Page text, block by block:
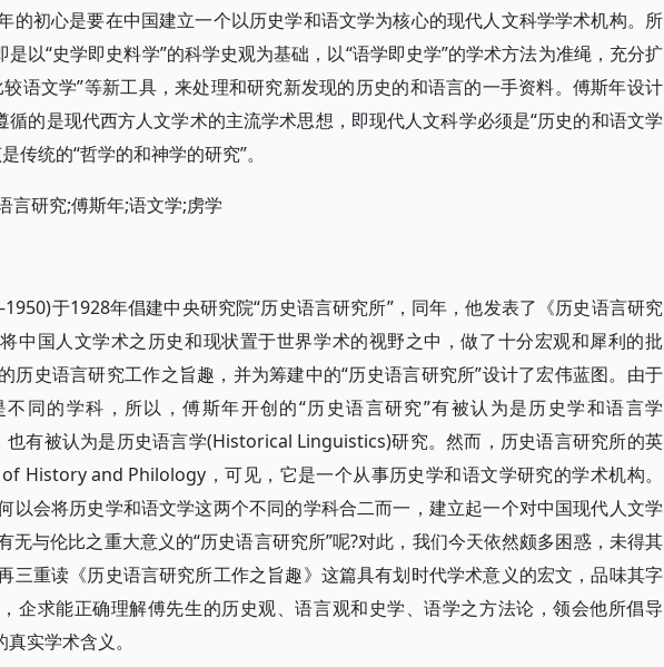
的初心是要在中国建立一个以历史学和语文学为核心的现代人文科学学术机构。所
是以“史学即史料学”的科学史观为基础，以“语学即史学”的学术方法为准绳，充分扩
较语文学”等新工具，来处理和研究新发现的历史的和语言的一手资料。傅斯年设计
循的是现代西方人文学术的主流学术思想，即现代人文科学必须是“历史的和语文学
传统的“哲学的和神学的研究”。
言研究;傅斯年;语文学;虏学
于1928年倡建中央研究院“历史语言研究所”，同年，他发表了《历史语言研究
中国人文学术之历史和现状置于世界学术的视野之中，做了十分宏观和犀利的批
历史语言研究工作之旨趣，并为筹建中的“历史语言研究所”设计了宏伟蓝图。由于
不同的学科，所以，傅斯年开创的“历史语言研究”有被认为是历史学和语言学
有被认为是历史语言学(Historical Linguistics)研究。然而，历史语言研究所的英
History and Philology，可见，它是一个从事历史学和语文学研究的学术机构。
以会将历史学和语文学这两个不同的学科合二而一，建立起一个对中国现代人文学
无与伦比之重大意义的“历史语言研究所”呢?对此，我们今天依然颇多困惑，未得其
三重读《历史语言研究所工作之旨趣》这篇具有划时代学术意义的宏文，品味其字
企求能正确理解傅先生的历史观、语言观和史学、语学之方法论，领会他所倡导
实学术含义。